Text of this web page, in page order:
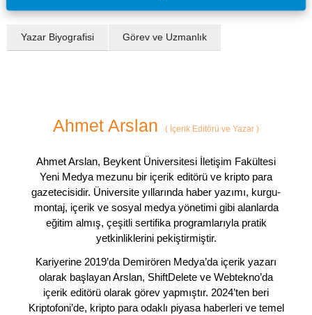
Yazar Biyografisi Görev ve Uzmanlık
Ahmet Arslan ( İçerik Editörü ve Yazar )
Ahmet Arslan, Beykent Üniversitesi İletişim Fakültesi
Yeni Medya mezunu bir içerik editörü ve kripto para
gazetecisidir. Üniversite yıllarında haber yazımı, kurgu-
montaj, içerik ve sosyal medya yönetimi gibi alanlarda
eğitim almış, çeşitli sertifika programlarıyla pratik
yetkinliklerini pekiştirmiştir.
Kariyerine 2019’da Demirören Medya’da içerik yazarı
olarak başlayan Arslan, ShiftDelete ve Webtekno’da
içerik editörü olarak görev yapmıştır. 2024’ten beri
Kriptofoni’de, kripto para odaklı piyasa haberleri ve temel